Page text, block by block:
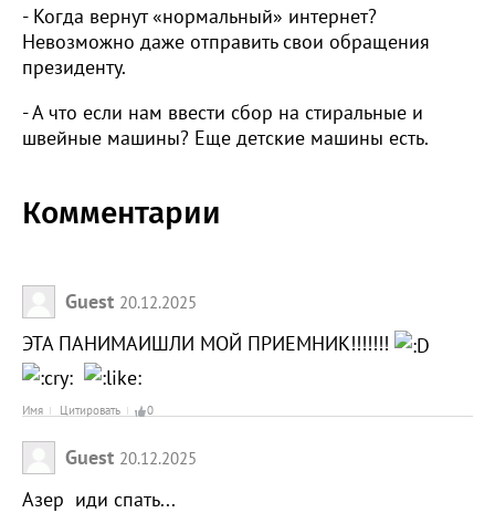
- Когда вернут «нормальный» интернет?
Невозможно даже отправить свои обращения
президенту.
- А что если нам ввести сбор на стиральные и
швейные машины? Еще детские машины есть.
Комментарии
Guest 20.12.2025
ЭТА ПАНИМАИШЛИ МОЙ ПРИЕМНИК!!!!!!!
Имя Цитировать 0
Guest 20.12.2025
Азер иди спать...